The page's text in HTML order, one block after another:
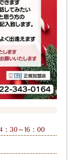
：30～16：00